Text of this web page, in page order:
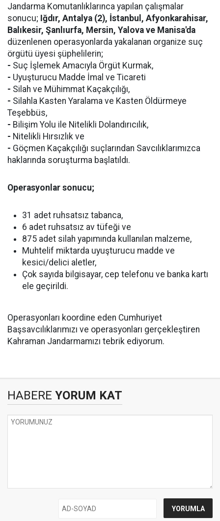
Jandarma Komutanlıklarınca yapılan çalışmalar
sonucu; Iğdır, Antalya (2), İstanbul, Afyonkarahisar,
Balıkesir, Şanlıurfa, Mersin, Yalova ve Manisa'da
düzenlenen operasyonlarda yakalanan organize suç
örgütü üyesi şüphelilerin;
- Suç İşlemek Amacıyla Örgüt Kurmak,
- Uyuşturucu Madde İmal ve Ticareti
- Silah ve Mühimmat Kaçakçılığı,
- Silahla Kasten Yaralama ve Kasten Öldürmeye
Teşebbüs,
- Bilişim Yolu ile Nitelikli Dolandırıcılık,
- Nitelikli Hırsızlık ve
- Göçmen Kaçakçılığı suçlarından Savcılıklarımızca
haklarında soruşturma başlatıldı.
Operasyonlar sonucu;
31 adet ruhsatsız tabanca,
6 adet ruhsatsız av tüfeği ve
875 adet silah yapımında kullanılan malzeme,
Muhtelif miktarda uyuşturucu madde ve
kesici/delici aletler,
Çok sayıda bilgisayar, cep telefonu ve banka kartı
ele geçirildi.
Operasyonları koordine eden Cumhuriyet
Başsavcılıklarımızı ve operasyonları gerçekleştiren
Kahraman Jandarmamızı tebrik ediyorum.
HABERE YORUM KAT